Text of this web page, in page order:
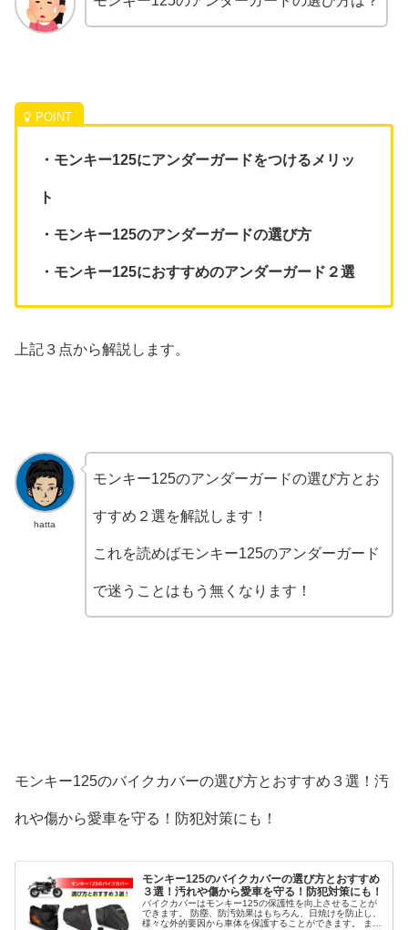
・モンキー125にアンダーガードをつけるメリッ
ト
・モンキー125のアンダーガードの選び方
・モンキー125におすすめのアンダーガード２選
上記３点から解説します。
hatta
モンキー125のアンダーガードの選び方とお
すすめ２選を解説します！
これを読めばモンキー125のアンダーガード
で迷うことはもう無くなります！
モンキー125のバイクカバーの選び方とおすすめ３選！汚
れや傷から愛車を守る！防犯対策にも！
モンキー125のバイクカバーの選び方とおすすめ
３選！汚れや傷から愛車を守る！防犯対策にも！
バイクカバーはモンキー125の保護性を向上させることが
できます。 防塵、防汚効果はもちろん、日焼けを防止し、
様々な外的要因から車体を保護することができます。 ま